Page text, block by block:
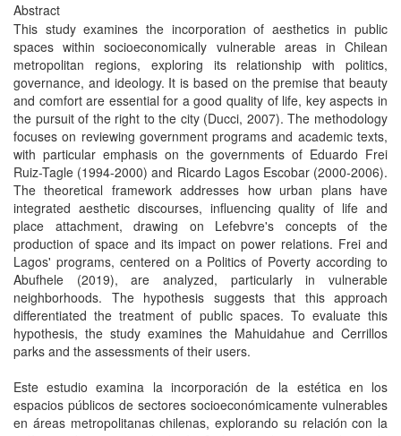
Abstract
This study examines the incorporation of aesthetics in public
spaces within socioeconomically vulnerable areas in Chilean
metropolitan regions, exploring its relationship with politics,
governance, and ideology. It is based on the premise that beauty
and comfort are essential for a good quality of life, key aspects in
the pursuit of the right to the city (Ducci, 2007). The methodology
focuses on reviewing government programs and academic texts,
with particular emphasis on the governments of Eduardo Frei
Ruiz-Tagle (1994-2000) and Ricardo Lagos Escobar (2000-2006).
The theoretical framework addresses how urban plans have
integrated aesthetic discourses, influencing quality of life and
place attachment, drawing on Lefebvre's concepts of the
production of space and its impact on power relations. Frei and
Lagos' programs, centered on a Politics of Poverty according to
Abufhele (2019), are analyzed, particularly in vulnerable
neighborhoods. The hypothesis suggests that this approach
differentiated the treatment of public spaces. To evaluate this
hypothesis, the study examines the Mahuidahue and Cerrillos
parks and the assessments of their users.
Este estudio examina la incorporación de la estética en los
espacios públicos de sectores socioeconómicamente vulnerables
en áreas metropolitanas chilenas, explorando su relación con la